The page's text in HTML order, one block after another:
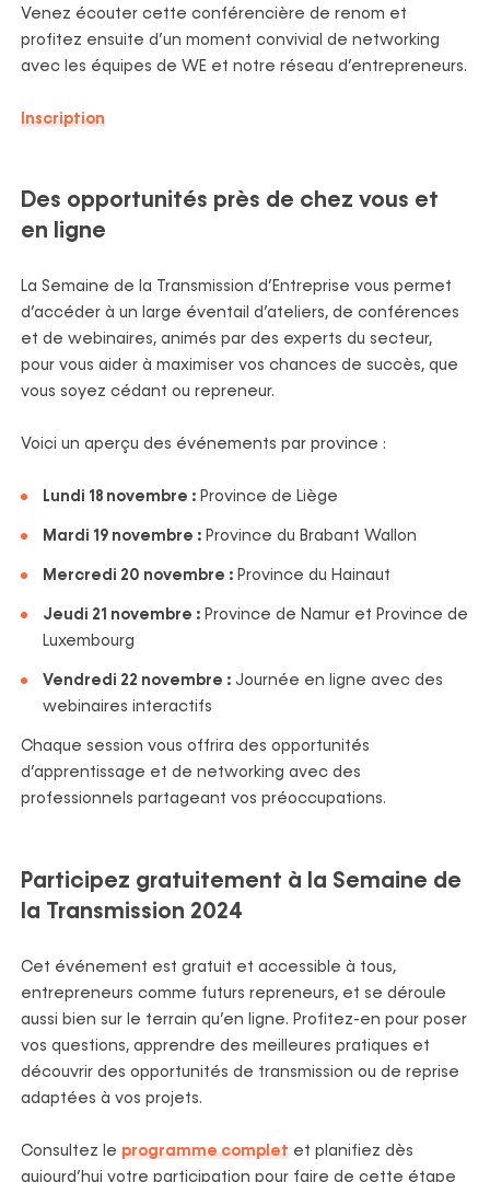
Venez écouter cette conférencière de renom et
profitez ensuite d’un moment convivial de networking
avec les équipes de WE et notre réseau d’entrepreneurs.
Inscription
Des opportunités près de chez vous et
en ligne
La Semaine de la Transmission d’Entreprise vous permet
d’accéder à un large éventail d’ateliers, de conférences
et de webinaires, animés par des experts du secteur,
pour vous aider à maximiser vos chances de succès, que
vous soyez cédant ou repreneur.
Voici un aperçu des événements par province :
Lundi 18 novembre :Province de Liège
Mardi 19 novembre :Province du Brabant Wallon
Mercredi 20 novembre :Province du Hainaut
Jeudi 21 novembre :Province de Namur et Province de
Luxembourg
Vendredi 22 novembre :Journée en ligne avec des
webinaires interactifs
Chaque session vous offrira des opportunités
d’apprentissage et de networking avec des
professionnels partageant vos préoccupations.
Participez gratuitement à la Semaine de
la Transmission 2024
Cet événement est gratuit et accessible à tous,
entrepreneurs comme futurs repreneurs, et se déroule
aussi bien sur le terrain qu’en ligne. Profitez-en pour poser
vos questions, apprendre des meilleures pratiques et
découvrir des opportunités de transmission ou de reprise
adaptées à vos projets.
Consultez le programme completet planifiez dès
aujourd’hui votre participation pour faire de cette étape